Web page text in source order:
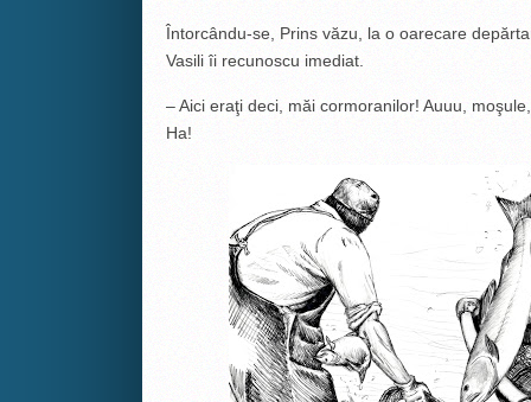
Întorcându-se, Prins văzu, la o oarecare
Vasili îi recunoscu imediat.
– Aici eraţi deci, măi cormoranilor! Auuu,
Ha!